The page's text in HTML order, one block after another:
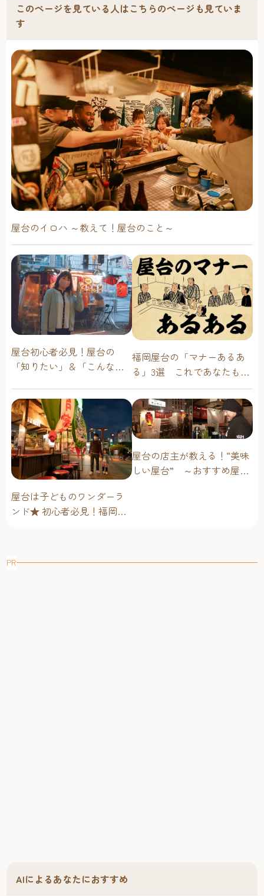
製めんたいクリームがたっぷり挟まれた、一度食べると病
みつきになる逸品です。
「国産小麦を中心に、安心して食べられる素材だけを使
い、時間をかけて発酵させる」というパンストックのパン
は保湿性が高く、その名の通り冷凍ストックにも向いてい
るので、まとめ買いしても安心です。
❖パンストック 箱崎本店住所：福岡市東区箱崎6-7-6TEL：
092−631−5007営業時間：10:00～18:00定休日：月曜日、第
1・3火曜日https://painstock.theshop.jp/
大正浪漫な店内で日本人好みの洋食を天井桟敷（てんじょ
うさじき）
江戸時代末期に建てられた築150年以上の商家を改装したイ
タリアン居酒屋。1・2階合わせてテーブル席が60席あり、1
階にはバーテンダーが腕を振るうカウンター席や記念日な
どにぴったりな個室などもあります。
チーズフォンデュにはプレーンのほか、ゴルゴンゾーラ・
インとの相性も抜群です。
二大看板メニューは、日本人の好みに合わせ数種類のチー
ズを配合したチーズフォンデュ（700円～）と、フレッシュ
でフルーティな生ワイン（グラス800円）。
他にも、那珂川町金太郎卵を使用したふわっトロッなオム
レツに明太ソースをかけた博多のオムレツ（880円）やパス
タ、ピザなど、イタリアンに和の要素を取り入れたシェフ
渾身の洋食が楽しめます。オリジナルカクテルや全15種類
の銘柄からウイスキーを選べるハイボールなど、充実のド
リンク類も魅力的です。 大正浪漫の香り漂う店内
❖天井桟敷住所：福岡市東区馬出5-35-15TEL：092-651-1688
営業時間：16：00～24：00 ※水曜日17:00～、日曜日14:00～
23:00(L.O.22:00)定休日：火曜日
https://www.tenjousajiki.com/
昼は茶房で名物甘味、夜は酒房でこだわりビールに舌鼓筥
崎 鳩太郎商店（はこざき きゅうたろうしょうてん）
全11種類のクラフトビールや世界のビールが揃う
筥崎宮から徒歩1分の場所にある古民家づくりのビアバー。
国内外のクラフトビールが樽生で10種類以上そろい、飲み
作るチーズリゾットも格別です。
so」（まあまあ良い）という意味を組み合わせたものだそ
どちらも運気アップにぴったりの神社です。周辺の散策ス
ポットとあわせて、ぜひ訪れてみてください。
このページを見ている人はこちらのページも見ていま
す
屋台のイロハ ～教えて！屋台のこと～
屋台初心者必見！屋台の
「知りたい」＆「こんな時
問に答えます！
福岡屋台の「マナーあるあ
る」3選 これであなたも屋
台通！
屋台は子どものワンダーラ
ンド★ 初心者必見！福岡博
屋台の店主が教える！“美味
しい屋台” ～おすすめ屋台
PR
AIによるあなたにおすすめ